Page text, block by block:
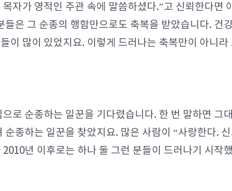
자가 영적인 주관 속에 말씀하셨다.”고 신뢰한다면
들은 그 순종의 행함만으로도 축복을 받았습니다. 건
이 많이 있었지요. 이렇게 드러나는 축복만이 아니
로 순종하는 일꾼을 기다렸습니다. 한 번 말하면 그
순종하는 일꾼을 찾았지요. 많은 사람이 “사랑한다.
년 이후로는 하나 둘 그런 분들이 드러나기 시작